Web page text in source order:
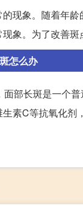
现象。随着年
象。为了改善
怎么办
部长斑是一个
素C等抗氧化剂